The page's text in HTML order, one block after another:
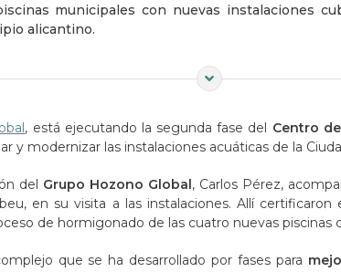
municipales con nuevas instalaciones
alicantino.
, está ejecutando la segunda fase del Centro
y modernizar las instalaciones acuáticas de la
del Grupo Hozono Global, Carlos Pérez,
en su visita a las instalaciones. Allí
de hormigonado de las cuatro nuevas
que se ha desarrollado por fases para